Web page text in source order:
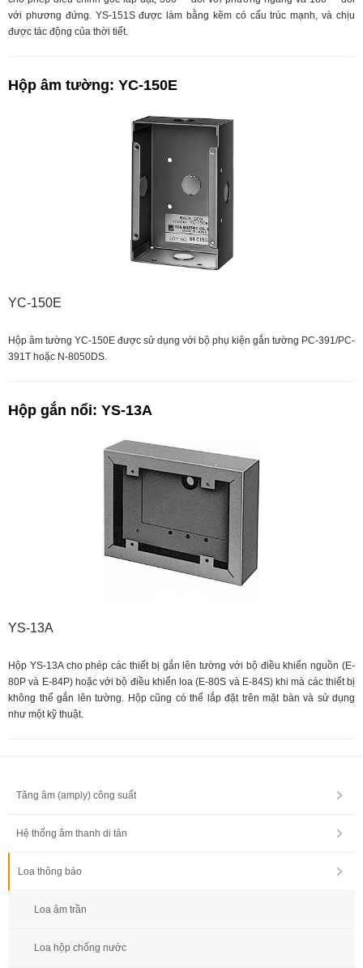
với phương đứng. YS-151S được làm bằng kẽm có cấu trúc mạnh, và chịu
được tác động của thời tiết.
Hộp âm tường: YC-150E
YC-150E
Hộp âm tường YC-150E được sử dụng với bộ phụ kiện gắn tường PC-391/PC-
391T hoặc N-8050DS.
Hộp gắn nổi: YS-13A
YS-13A
Hộp YS-13A cho phép các thiết bị gắn lên tường với bộ điều khiển nguồn (E-
80P và E-84P) hoặc với bộ điều khiển loa (E-80S và E-84S) khi mà các thiết bị
không thể gắn lên tường. Hộp cũng có thể lắp đặt trên mặt bàn và sử dụng
như một kỹ thuật.
Tăng âm (amply) công suất
Hệ thống âm thanh di tản
Loa thông báo
Loa âm trần
Loa hộp chống nước